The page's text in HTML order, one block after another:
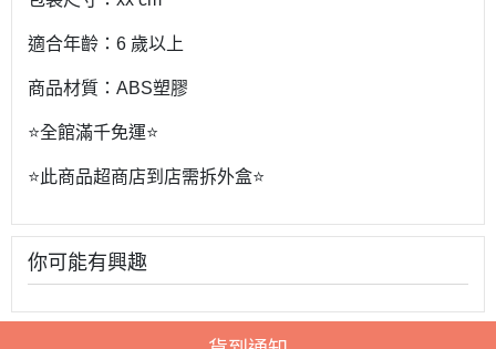
適合年齡：6 歲以上
商品材質：ABS塑膠
⭐️全館滿千免運⭐️
⭐️此商品超商店到店需拆外盒⭐️
你可能有興趣